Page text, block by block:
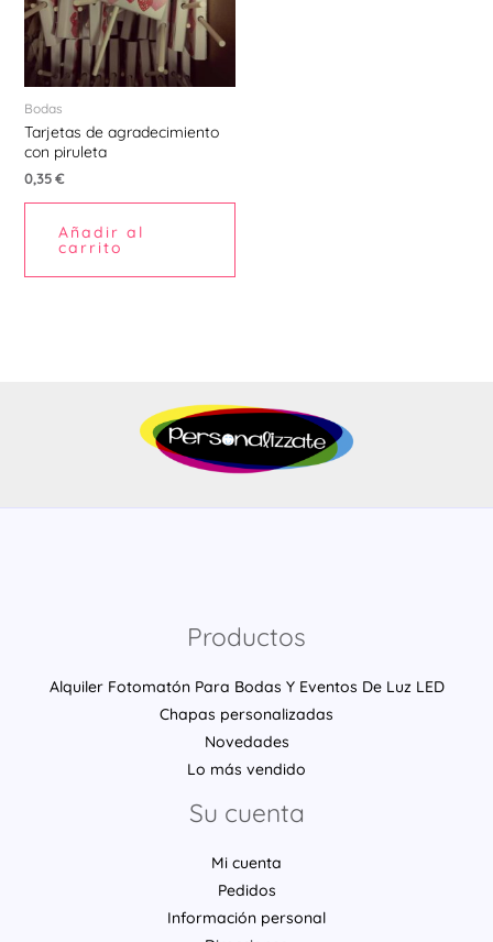
Bodas
Tarjetas de agradecimiento
con piruleta
0,35€
Añadir al
carrito
Productos
Alquiler Fotomatón Para Bodas Y Eventos De Luz LED
Chapas personalizadas
Novedades
Lo más vendido
Su cuenta
Mi cuenta
Pedidos
Información personal